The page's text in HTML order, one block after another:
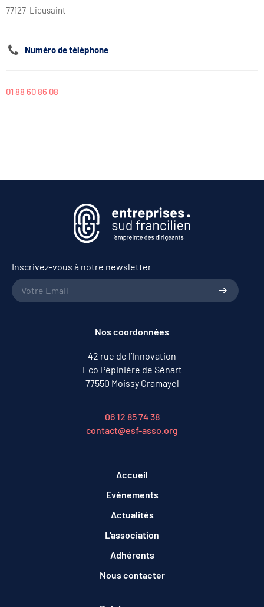
77127-Lieusaint
Numéro de téléphone
01 88 60 86 08
Inscrivez-vous à notre newsletter
Nos coordonnées
42 rue de l’Innovation
Eco Pépinière de Sénart
77550 Moissy Cramayel
06 12 85 74 38
contact@esf-asso.org
Accueil
Evénements
Actualités
L'association
Adhérents
Nous contacter